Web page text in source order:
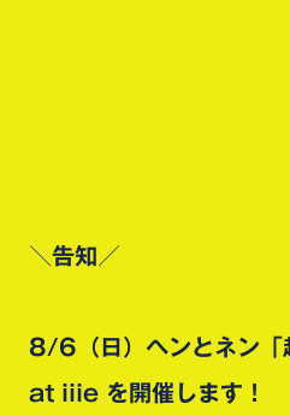
＼告知／
8/6（日）ヘンとネン「
at iiie を開催します！